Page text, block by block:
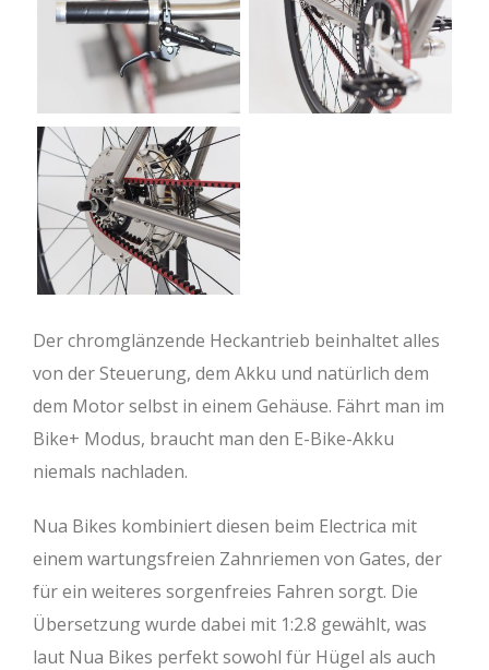
Der chromglänzende Heckantrieb beinhaltet alles
von der Steuerung, dem Akku und natürlich dem
dem Motor selbst in einem Gehäuse. Fährt man im
Bike+ Modus, braucht man den E-Bike-Akku
niemals nachladen.
Nua Bikes kombiniert diesen beim Electrica mit
einem wartungsfreien Zahnriemen von Gates, der
für ein weiteres sorgenfreies Fahren sorgt. Die
Übersetzung wurde dabei mit 1:2.8 gewählt, was
laut Nua Bikes perfekt sowohl für Hügel als auch